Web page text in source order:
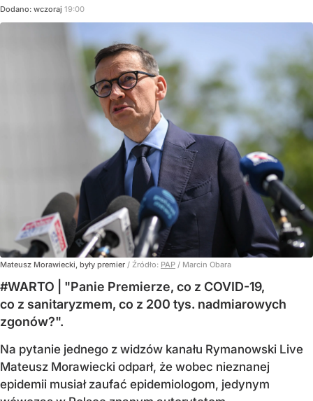
Dodano: wczoraj 19:00
Mateusz Morawiecki, były premier / Źródło: PAP / Marcin Obara
#WARTO | "Panie Premierze, co z COVID-19,
co z sanitaryzmem, co z 200 tys. nadmiarowych
zgonów?".
Na pytanie jednego z widzów kanału Rymanowski Live
Mateusz Morawiecki odparł, że wobec nieznanej
epidemii musiał zaufać epidemiologom, jedynym